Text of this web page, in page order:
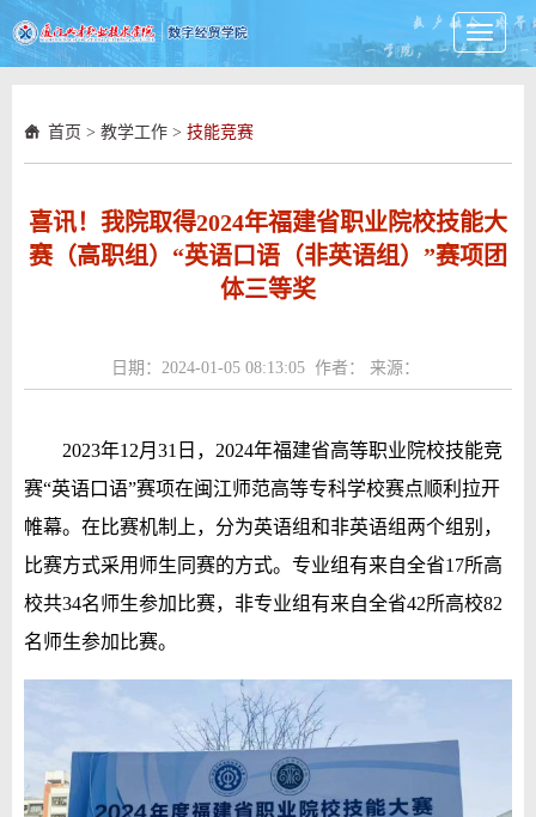
Toggle
首页 > 教学工作 > 技能竞赛
喜讯！我院取得2024年福建省职业院校技能大
赛（高职组）“英语口语（非英语组）”赛项团
体三等奖
日期：2024-01-05 08:13:05 作者： 来源：
2023年1 2月 31 日，2024年福建省高等职业院校技能竞
赛“英语口语”赛项在闽江师范高等专科学校赛点顺利拉开
帷幕。在比赛机制上，分为英语组和非英语组两个组别，
比赛方式采用师生同赛的方式。专业组有来自全省17所高
校共34名师生参加比赛，非专业组有来自全省42所高校82
名师生参加比赛。